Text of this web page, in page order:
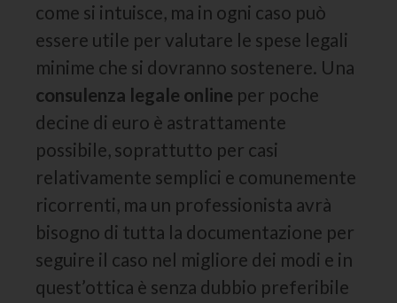
come si intuisce, ma in ogni caso può
essere utile per valutare le spese legali
minime che si dovranno sostenere. Una
consulenza legale online per poche
decine di euro è astrattamente
possibile, soprattutto per casi
relativamente semplici e comunemente
ricorrenti, ma un professionista avrà
bisogno di tutta la documentazione per
seguire il caso nel migliore dei modi e in
quest’ottica è senza dubbio preferibile